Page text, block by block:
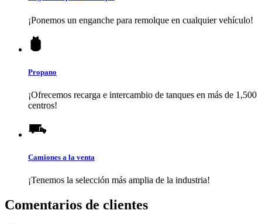
¡Ponemos un enganche para remolque en cualquier vehículo!
Propano
¡Ofrecemos recarga e intercambio de tanques en más de 1,500
centros!
Camiones a la venta
¡Tenemos la selección más amplia de la industria!
Comentarios de clientes